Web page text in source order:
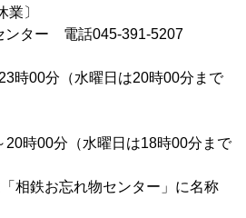
〕
ンター 電話045-391-5207
時00分（水曜日は20時00分まで
20時00分（水曜日は18時00分まで
相鉄お忘れ物センター」に名称